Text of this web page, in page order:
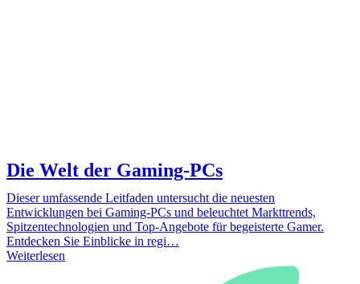
Die Welt der Gaming-PCs
Dieser umfassende Leitfaden untersucht die neuesten
Entwicklungen bei Gaming-PCs und beleuchtet Markttrends,
Spitzentechnologien und Top-Angebote für begeisterte Gamer.
Entdecken Sie Einblicke in regi…
Weiterlesen